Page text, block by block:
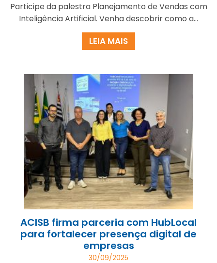
Participe da palestra Planejamento de Vendas com
Inteligência Artificial. Venha descobrir como a...
LEIA MAIS
ACISB firma parceria com HubLocal
para fortalecer presença digital de
empresas
30/09/2025